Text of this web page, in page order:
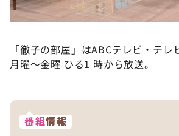
「徹子の部屋」はABCテレビ・テ
月曜～金曜 ひる1 時から放送。
番組情報